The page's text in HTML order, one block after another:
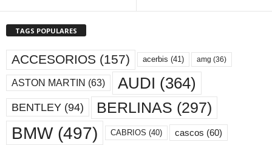
TAGS POPULARES
ACCESORIOS (157) acerbis (41) amg (36)
ASTON MARTIN (63) AUDI (364)
BENTLEY (94) BERLINAS (297)
BMW(497) CABRIOS (40) cascos (60)